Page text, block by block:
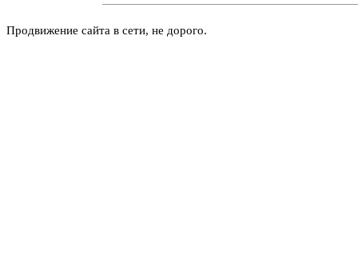
Продвижение сайта в сети, не дорого.